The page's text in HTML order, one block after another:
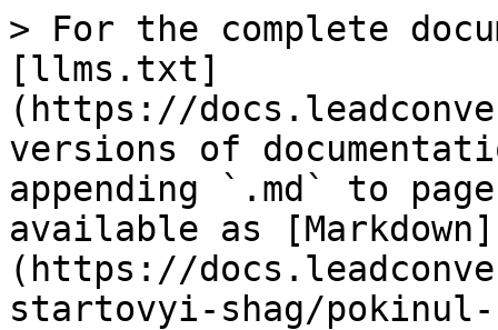
> For the complete
[llms.txt]
(https://
versions of
appending `.md` to
available as [Markdown]
(https://
startovyi-shag/pokinul-